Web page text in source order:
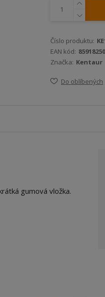
Číslo produktu:
EAN kód:
Značka: Kentaur
Do oblíbených
gumová vložka.